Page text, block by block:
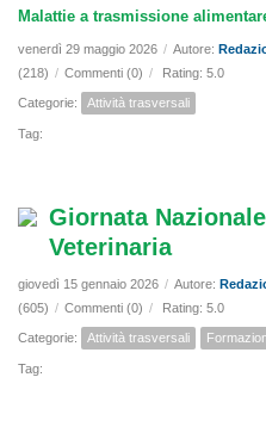
Malattie a trasmissione
venerdì 29 maggio 2026 / Autore:
(218) / Commenti (0) / Rating: 5.0
Categorie: Attività trasversali
Tag:
Giornata
Veterinaria
giovedì 15 gennaio 2026 / Autore:
(605) / Commenti (0) / Rating: 5.0
Categorie: Attività trasversali
Tag: